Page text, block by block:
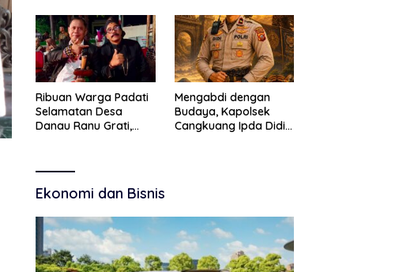
Karakter Kebudayaan
dan Bebas Narkoba
Seni Budaya
Ribuan Warga Padati
Selamatan Desa
Danau Ranu Grati,
Pemkab
Mengabdi dengan
Budaya, Kapolsek
Cangkuang Ipda Didi
Ekonomi dan Bisnis